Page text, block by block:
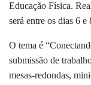
Educação Física.
será entre os dias 6
O tema é
submissão de
mesas-redondas,